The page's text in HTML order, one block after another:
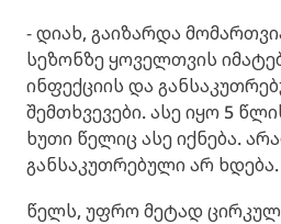
- დიახ, გაიზარდა
სეზონზე ყოველთვის
ინფექციის და
შემთხვევები. ასე იყო 5
ხუთი წელიც ასე იქნება.
განსაკუთრებული არ ხდება.
წელს, უფრო მეტად